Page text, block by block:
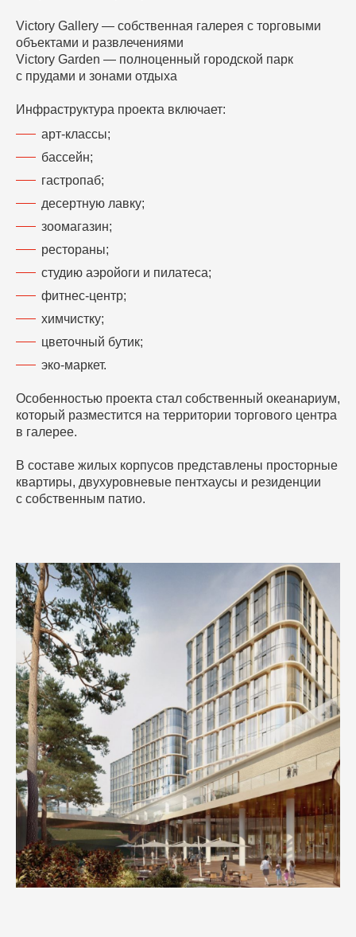
Victory Gallery — собственная галерея с торговыми
объектами и развлечениями
Victory Garden — полноценный городской парк
с прудами и зонами отдыха
Инфраструктура проекта включает:
арт-классы;
бассейн;
гастропаб;
десертную лавку;
зоомагазин;
рестораны;
студию аэройоги и пилатеса;
фитнес-центр;
химчистку;
цветочный бутик;
эко-маркет.
Особенностью проекта стал собственный океанариум,
который разместится на территории торгового центра
в галерее.
В составе жилых корпусов представлены просторные
квартиры, двухуровневые пентхаусы и резиденции
с собственным патио.